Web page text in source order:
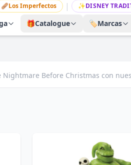
🩹Los Imperfectos | ✨DISNEY
🎁Catalogue 🏷️Marcas
Before Christmas con